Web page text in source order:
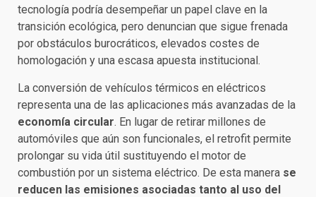
tecnología podría desempeñar un papel clave en la
transición ecológica, pero denuncian que sigue frenada
por obstáculos burocráticos, elevados costes de
homologación y una escasa apuesta institucional.
La conversión de vehículos térmicos en eléctricos
representa una de las aplicaciones más avanzadas de la
economía circular. En lugar de retirar millones de
automóviles que aún son funcionales, el retrofit permite
prolongar su vida útil sustituyendo el motor de
combustión por un sistema eléctrico. De esta manera se
reducen las emisiones asociadas tanto al uso del